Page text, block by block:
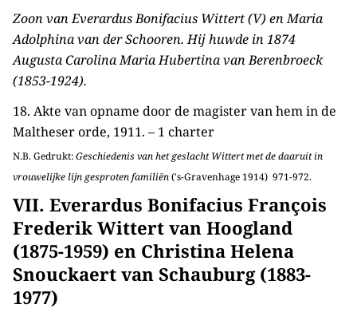
Zoon van Everardus Bonifacius Wittert (V) en Maria
Adolphina van der Schooren. Hij huwde in 1874
Augusta Carolina Maria Hubertina van Berenbroeck
(1853-1924).
18. Akte van opname door de magister van hem in de
Maltheser orde, 1911. – 1 charter
N.B. Gedrukt:Geschiedenis van het geslacht Wittert met de daaruit in
vrouwelijke lijn gesproten familiën('s-Gravenhage 1914) 971-972.
VII. Everardus Bonifacius François
Frederik Wittert van Hoogland
(1875-1959) en Christina Helena
Snouckaert van Schauburg (1883-
1977)